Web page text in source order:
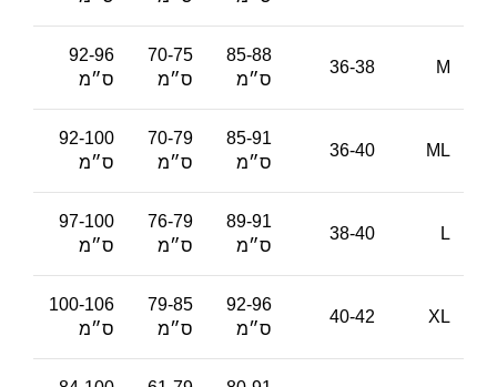
M
36-38
85-88
ס״מ
70-75
ס״מ
92-96
ס״מ
ML
36-40
85-91
ס״מ
70-79
ס״מ
92-100
ס״מ
L
38-40
89-91
ס״מ
76-79
ס״מ
97-100
ס״מ
XL
40-42
92-96
ס״מ
79-85
ס״מ
100-106
ס״מ